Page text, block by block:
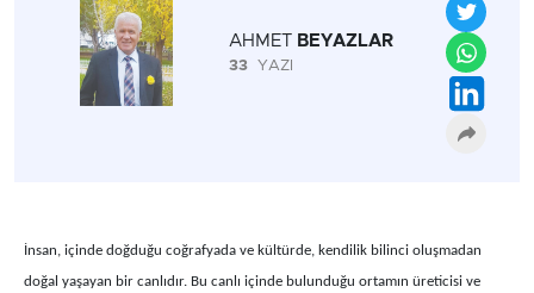
AHMET BEYAZLAR
33 YAZI
İnsan, içinde doğduğu coğrafyada ve kültürde, kendilik bilinci oluşmadan
doğal yaşayan bir canlıdır. Bu canlı içinde bulunduğu ortamın üreticisi ve